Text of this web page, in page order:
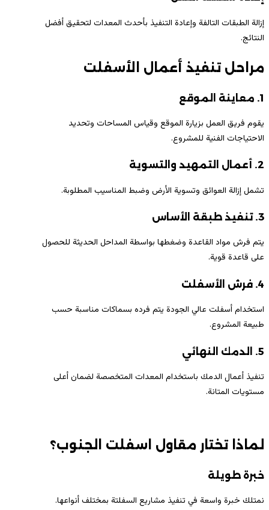
إزالة الطبقات التالفة وإعادة التنفيذ بأحدث المعدات لتحقيق أفضل
النتائج.
مراحل تنفيذ أعمال الأسفلت
1. معاينة الموقع
يقوم فريق العمل بزيارة الموقع وقياس المساحات وتحديد
الاحتياجات الفنية للمشروع.
2. أعمال التمهيد والتسوية
تشمل إزالة العوائق وتسوية الأرض وضبط المناسيب المطلوبة.
3. تنفيذ طبقة الأساس
يتم فرش مواد القاعدة وضغطها بواسطة المداحل الحديثة للحصول
على قاعدة قوية.
4. فرش الأسفلت
استخدام أسفلت عالي الجودة يتم فرده بسماكات مناسبة حسب
طبيعة المشروع.
5. الدمك النهائي
تنفيذ أعمال الدمك باستخدام المعدات المتخصصة لضمان أعلى
مستويات المتانة.
لماذا تختار مقاول اسفلت الجنوب؟
خبرة طويلة
نمتلك خبرة واسعة في تنفيذ مشاريع السفلتة بمختلف أنواعها.